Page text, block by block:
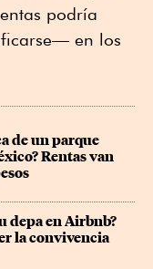
podría
en los
de un parque
Rentas van
depa en Airbnb?
la convivencia